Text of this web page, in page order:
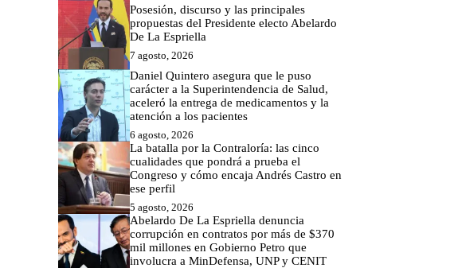
Posesión, discurso y las principales
propuestas del Presidente electo Abelardo
De La Espriella
7 agosto, 2026
Daniel Quintero asegura que le puso
carácter a la Superintendencia de Salud,
aceleró la entrega de medicamentos y la
atención a los pacientes
6 agosto, 2026
La batalla por la Contraloría: las cinco
cualidades que pondrá a prueba el
Congreso y cómo encaja Andrés Castro en
ese perfil
5 agosto, 2026
Abelardo De La Espriella denuncia
corrupción en contratos por más de $370
mil millones en Gobierno Petro que
involucra a MinDefensa, UNP y CENIT